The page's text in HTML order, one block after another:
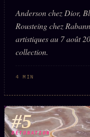
Anderson chez Dior,
Rousteing chez
artistiques au 7 août
collection.
4 MIN
#5
DÉTONATION